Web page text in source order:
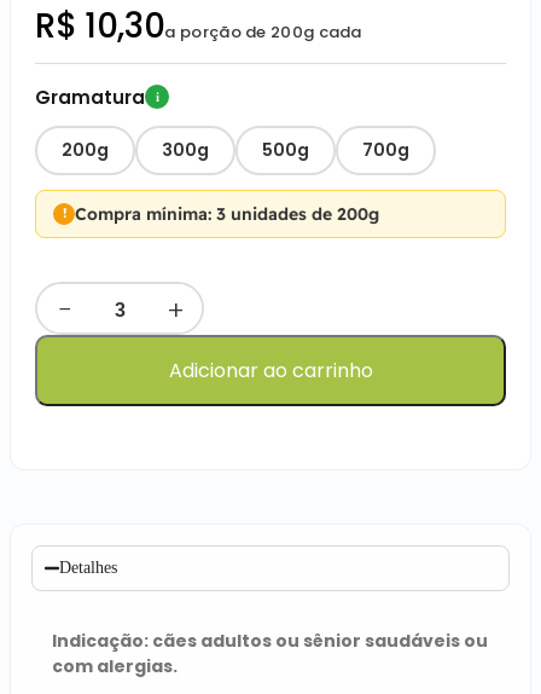
R$ 10,30a porção de 200g cada
Gramatura i
200g 300g 500g 700g
Compra mínima: 3 unidades de 200g
− +
Adicionar ao carrinho
Detalhes
Indicação: cães adultos ou sênior saudáveis ou
com alergias.